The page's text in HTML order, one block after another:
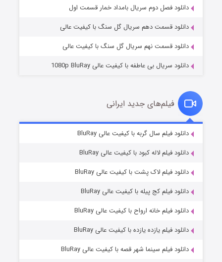
قسمت۲ (زیرنویس) منتشر شد
قسمت۷ (زیرنویس) منتشر شد
دانلود فصل دوم سریال بامداد خمار قسمت اول
دانلود قسمت دهم سریال گل سنگ با کیفیت عالی
دانلود قسمت نهم سریال گل سنگ با کیفیت عالی
دانلود سریال بی عاطفه با کیفیت عالی 1080p BluRay
فیلم‌های جدید ایرانی
دانلود فیلم سال گربه با کیفیت عالی BluRay
دانلود فیلم لاله کبود با کیفیت عالی BluRay
دانلود فیلم لاک پشت با کیفیت عالی BluRay
دانلود فیلم کج‌ پیله با کیفیت عالی BluRay
دانلود فیلم خانه ارواح با کیفیت عالی BluRay
دانلود فیلم یازده یازده با کیفیت عالی BluRay
دانلود فیلم سینما شهر قصه با کیفیت عالی BluRay